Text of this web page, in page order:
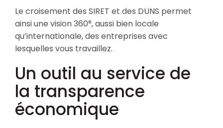
Le croisement des SIRET et des DUNS permet
ainsi une vision 360°, aussi bien locale
qu’internationale, des entreprises avec
lesquelles vous travaillez.
Un outil au service de
la transparence
économique